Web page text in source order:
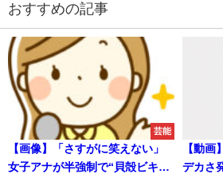
おすすめの記事
芸能
【画像】「さすがに笑えない」
女子アナが半強制で“貝殻ビキニ
【動画
デカさ